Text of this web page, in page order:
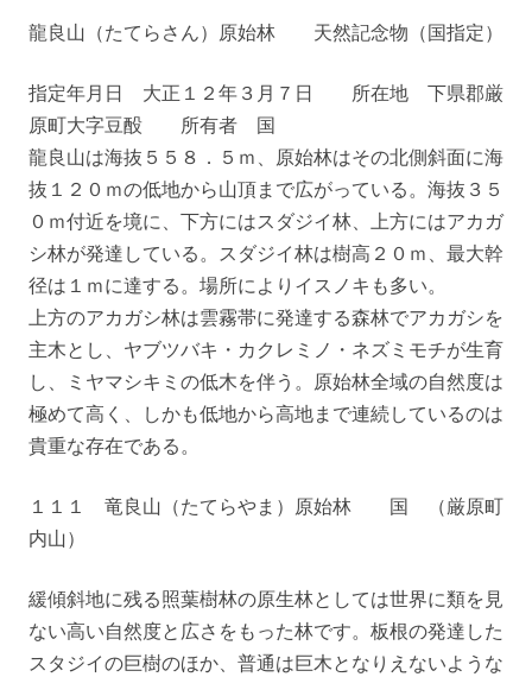
龍良山（たてらさん）原始林 天然記念物（国指定）
指定年月日 大正１２年３月７日 所在地 下県郡厳
原町大字豆酘 所有者 国
龍良山は海抜５５８．５ｍ、原始林はその北側斜面に海
抜１２０ｍの低地から山頂まで広がっている。海抜３５
０ｍ付近を境に、下方にはスダジイ林、上方にはアカガ
シ林が発達している。スダジイ林は樹高２０ｍ、最大幹
径は１ｍに達する。場所によりイスノキも多い。
上方のアカガシ林は雲霧帯に発達する森林でアカガシを
主木とし、ヤブツバキ・カクレミノ・ネズミモチが生育
し、ミヤマシキミの低木を伴う。原始林全域の自然度は
極めて高く、しかも低地から高地まで連続しているのは
貴重な存在である。
１１１ 竜良山（たてらやま）原始林 国 （厳原町
内山）
緩傾斜地に残る照葉樹林の原生林としては世界に類を見
ない高い自然度と広さをもった林です。板根の発達した
スタジイの巨樹のほか、普通は巨木となりえないような